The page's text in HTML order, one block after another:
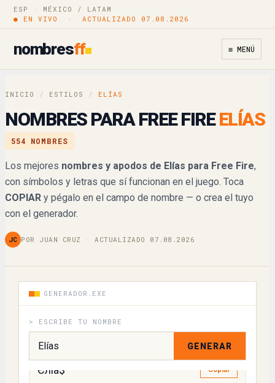
ESP · MÉXICO / LATAM
● EN VIVO · ACTUALIZADO 07.08.2026
nombresff ≡ MENÚ
INICIO / ESTILOS / ELÍAS
NOMBRES PARA FREE FIREELÍAS
554 NOMBRES
Los mejores nombres y apodos de Elías para Free Fire,
con símbolos y letras que sí funcionan en el juego. Toca
COPIAR y pégalo en el campo de nombre — o crea el tuyo
con el generador.
JC POR JUAN CRUZ · ACTUALIZADO 07.08.2026
GENERADOR.EXE
> ESCRIBE TU NOMBRE
GENERAR
𝐸𝓁í𝒶𝓈
𝔼𝕝í𝕒𝕤 Copiar
𝙀𝙡í𝙖𝙨 Copiar
𝘌𝘭í𝘢𝘴
Eㄥí卂丂 Copiar
ꍟlías
ꏂlías
𝙴𝚕í𝚊𝚜 Copiar
Єлíа$ Copiar